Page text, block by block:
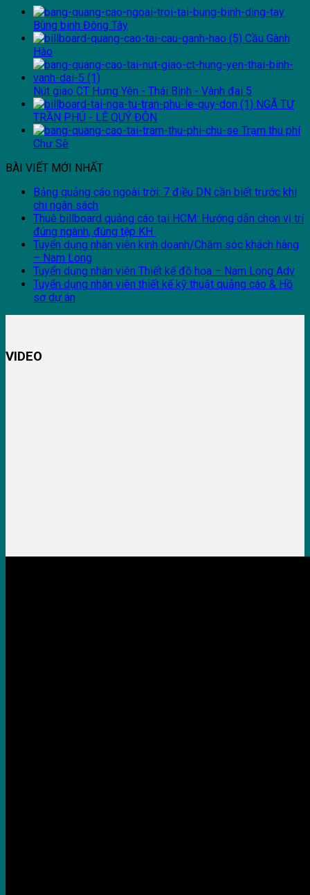
Bùng binh Đông Tây
Cầu Gành
Hào
Nút giao CT Hưng Yên - Thái Bình - Vành đai 5
NGÃ TƯ
TRẦN PHÚ - LÊ QUÝ ĐÔN
Trạm thu phí
Chư Sê
BÀI VIẾT MỚI NHẤT
Bảng quảng cáo ngoài trời: 7 điều DN cần biết trước khi
chi ngân sách
Thuê billboard quảng cáo tại HCM: Hướng dẫn chọn vị trí
đúng ngành, đúng tệp KH
Tuyển dụng nhân viên kinh doanh/Chăm sóc khách hàng
– Nam Long
Tuyển dụng nhân viên Thiết kế đồ họa – Nam Long Adv
Tuyển dụng nhân viên thiết kế kỹ thuật quảng cáo & Hồ
sơ dự án
VIDEO